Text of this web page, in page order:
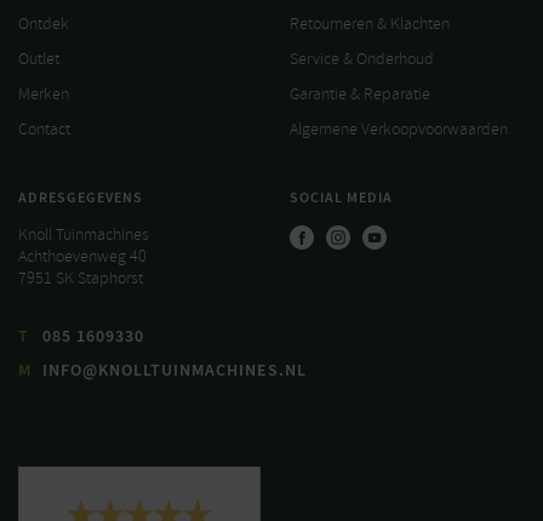
Ontdek
Outlet
Merken
Contact
Retourneren & Klachten
Service & Onderhoud
Garantie & Reparatie
Algemene Verkoopvoorwaarden
ADRESGEGEVENS
Knoll Tuinmachines
Achthoevenweg 40
7951 SK Staphorst
T
085 1609330
M
INFO@KNOLLTUINMACHINES.NL
SOCIAL MEDIA